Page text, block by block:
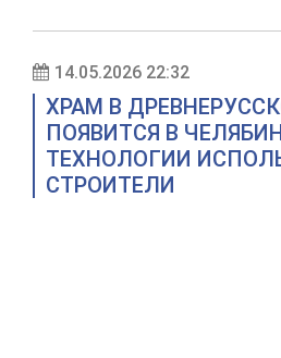
14.05.2026 22:32
ХРАМ В
ПОЯВИТСЯ В
ТЕХНОЛОГИИ
СТРОИТЕЛИ